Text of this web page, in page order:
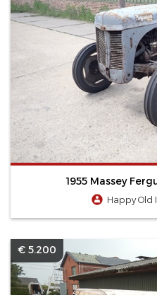
1955 Massey
Happy Old
€ 5.200